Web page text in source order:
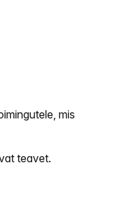
mis
teavet.